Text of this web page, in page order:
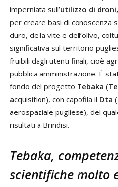
imperniata sull’utilizzo di
per creare basi di conoscenza
duro, della vite e dell’olivo,
significativa sul territorio
fruibili dagli utenti finali, cioè
pubblica amministrazione. È
fondo del progetto Tebaka (Te
acquisition), con capofila il Dta
aerospaziale pugliese), del
risultati a Brindisi.
Tebaka,
scientifiche molto